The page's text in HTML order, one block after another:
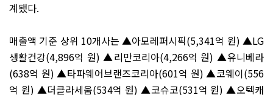
계됐다.
매출액 기준 상위 10개사는 ▲아모레퍼시픽(5,341억 원) ▲LG
생활건강(4,896억 원) ▲리만코리아(4,266억 원) ▲유니베라
(638억 원)▲타파웨어브랜즈코리아(601억 원)▲코웨이(556
억 원) ▲더클라세움(534억 원) ▲코슈코(531억 원)▲오텍캐